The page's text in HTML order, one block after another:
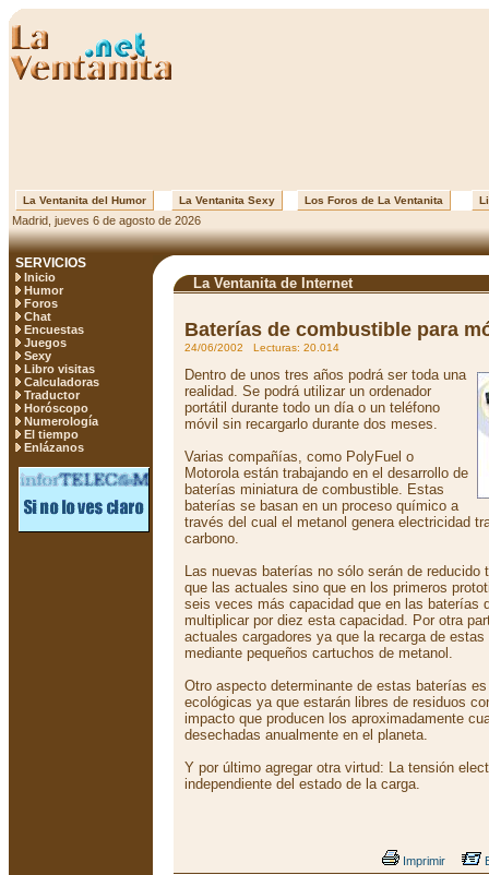
La Ventanita del Humor La Ventanita Sexy Los Foros de La Ventanita
Madrid, jueves 6 de agosto de 2026
SERVICIOS
Inicio
Humor
Foros
Chat
Encuestas
Juegos
Sexy
Libro visitas
Calculadoras
Traductor
Horóscopo
Numerología
El tiempo
Enlázanos
La Ventanita de Internet
Baterías de combustible para
24/06/2002 Lecturas: 20.014
Dentro de unos tres años podrá ser toda una
realidad. Se podrá utilizar un ordenador
portátil durante todo un día o un teléfono
móvil sin recargarlo durante dos meses.
Varias compañías, como PolyFuel o
Motorola están trabajando en el desarrollo de
baterías miniatura de combustible. Estas
baterías se basan en un proceso químico a
través del cual el metanol genera electricidad
carbono.
Las nuevas baterías no sólo serán de reducido
que las actuales sino que en los primeros
seis veces más capacidad que en las baterías
multiplicar por diez esta capacidad. Por otra
actuales cargadores ya que la recarga de
mediante pequeños cartuchos de metanol.
Otro aspecto determinante de estas baterías
ecológicas ya que estarán libres de residuos
impacto que producen los aproximadamente
desechadas anualmente en el planeta.
Y por último agregar otra virtud: La tensión
independiente del estado de la carga.
Imprimir